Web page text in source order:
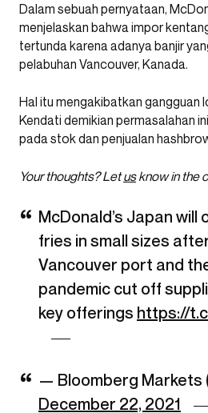
Dalam sebuah pernyataan,
menjelaskan bahwa impor
tertunda karena adanya banjir
pelabuhan Vancouver, Kanada.
Hal itu mengakibatkan gangguan
Kendati demikian permasalahan
pada stok dan penjualan
Your thoughts? Letusknow in the
McDonald’s Japan
fries in small sizes
Vancouver port and
pandemic cut off
key offerings https://
— Bloomberg Markets
December 22, 2021